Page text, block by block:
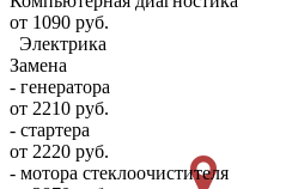
от 1090 руб.
Электрика
Замена
- генератора
от 2210 руб.
- стартера
от 2220 руб.
- мотора стеклоочистителя